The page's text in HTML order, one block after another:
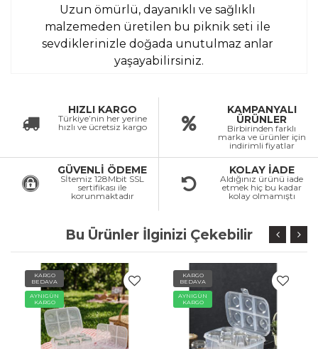
Uzun ömürlü, dayanıklı ve sağlıklı
malzemeden üretilen bu piknik seti ile
sevdiklerinizle doğada unutulmaz anlar
yaşayabilirsiniz.
HIZLI KARGO
Türkiye’nin her yerine
hızlı ve ücretsiz kargo
KAMPANYALI
ÜRÜNLER
Birbirinden farklı
marka ve ürünler için
indirimli fiyatlar
GÜVENLİ ÖDEME
Sİtemiz 128Mbit SSL
sertifikası ile
korunmaktadır
KOLAY İADE
Aldığınız ürünü iade
etmek hiç bu kadar
kolay olmamıştı
Bu Ürünler İlginizi Çekebilir
KARGO
BEDAVA
AYNIGÜN
KARGO
KARGO
BEDAVA
AYNIGÜN
KARGO